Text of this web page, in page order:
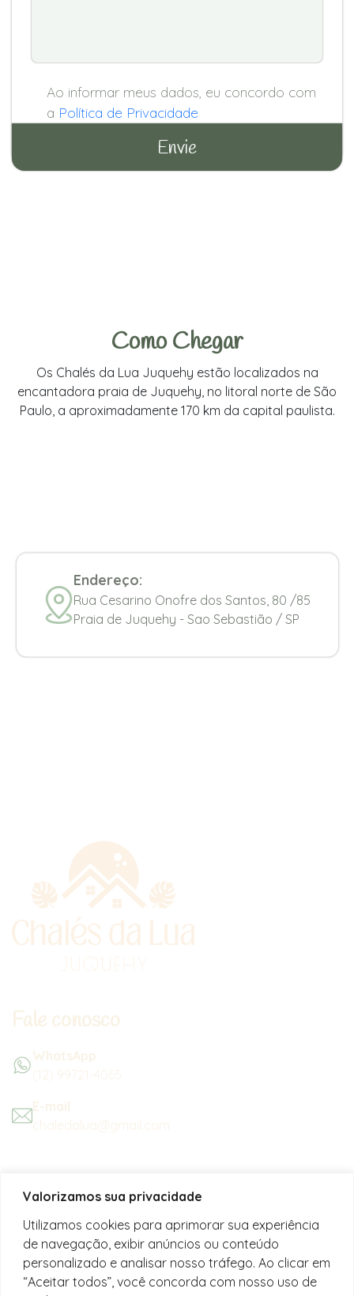
Valorizamos sua privacidade
Utilizamos cookies para aprimorar sua experiência
de navegação, exibir anúncios ou conteúdo
personalizado e analisar nosso tráfego. Ao clicar em
“Aceitar todos”, você concorda com nosso uso de
Ao informar meus dados, eu concordo com
a Política de Privacidade
Como Chegar
Os Chalés da Lua Juquehy estão localizados na
encantadora praia de Juquehy, no litoral norte de São
Paulo, a aproximadamente 170 km da capital paulista.
Endereço:
Rua Cesarino Onofre dos Santos, 80 /85
Praia de Juquehy - Sao Sebastião / SP
Fale conosco
WhatsApp
(12) 99721-4065
E-mail
chaledalua@gmail.com
na bela praia de Juquehy.
Instagram
@chalesdaluajuquehy